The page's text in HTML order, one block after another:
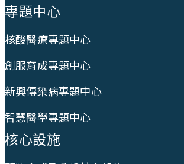
專題中心
核酸醫療專題中心
創服育成專題中心
新興傳染病專題中心
智慧醫學專題中心
核心設施